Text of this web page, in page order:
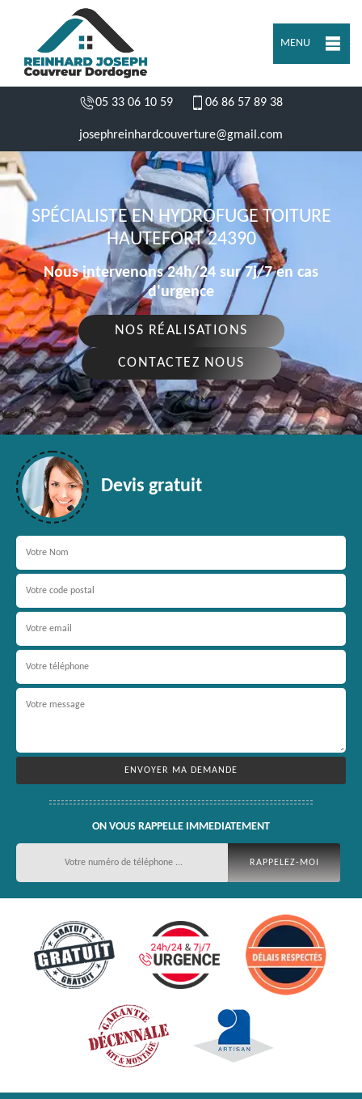
MENU
05 33 06 10 59 06 86 57 89 38
josephreinhardcouverture@gmail.com
SPÉCIALISTE EN HYDROFUGE TOITURE
HAUTEFORT 24390
Nous intervenons 24h/24 sur 7j/7 en cas
d'urgence
NOS RÉALISATIONS
CONTACTEZ NOUS
Devis gratuit
ON VOUS RAPPELLE IMMEDIATEMENT